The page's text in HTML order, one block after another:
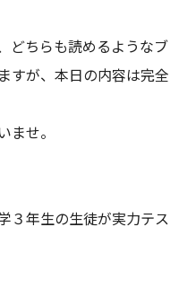
どちらも読めるようなブ
すが、本日の内容は完全
せ。
３年生の生徒が実力テス